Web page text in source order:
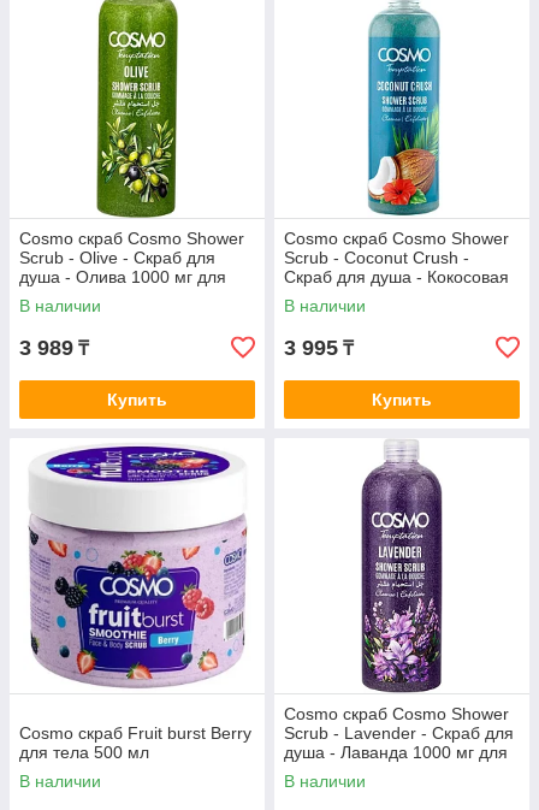
Cosmo скраб Cosmo Shower
Scrub - Olive - Скраб для
душа - Олива 1000 мг для
тела 1000 мл
В наличии
3 989 ₸
Купить
Cosmo скраб Cosmo Shower
Scrub - Coconut Crush -
Скраб для душа - Кокосовая
стружка 1000 мг для тела
1000 мл
В наличии
3 995 ₸
Купить
Cosmo скраб Fruit burst Berry
для тела 500 мл
В наличии
Cosmo скраб Cosmo Shower
Scrub - Lavender - Скраб для
душа - Лаванда 1000 мг для
тела 1000 мл
В наличии